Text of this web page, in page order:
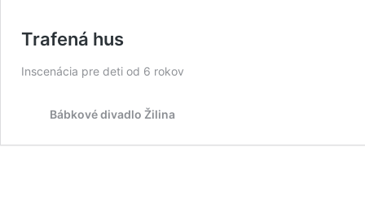
Trafená hus
Inscenácia pre deti od 6 rokov
Bábkové divadlo Žilina